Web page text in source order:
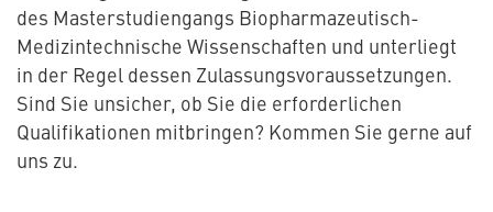
des Masterstudiengangs Biopharmazeutisch-
Medizintechnische Wissenschaften und unterliegt
in der Regel dessen Zulassungsvoraussetzungen.
Sind Sie unsicher, ob Sie die erforderlichen
Qualifikationen mitbringen? Kommen Sie gerne auf
uns zu.